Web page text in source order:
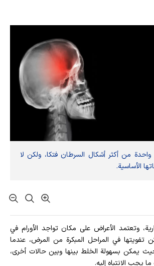
واحدة من أكثر أشكال السرطان فتكا، ولكن لا
الأساسية.
وتعتمد الأعراض على مكان تواجد الأورام في
تفويتها في المراحل المبكرة من المرض، عندما
يمكن بسهولة الخلط بينها وبين حالات أخرى،
يجب الانتباه إليه.